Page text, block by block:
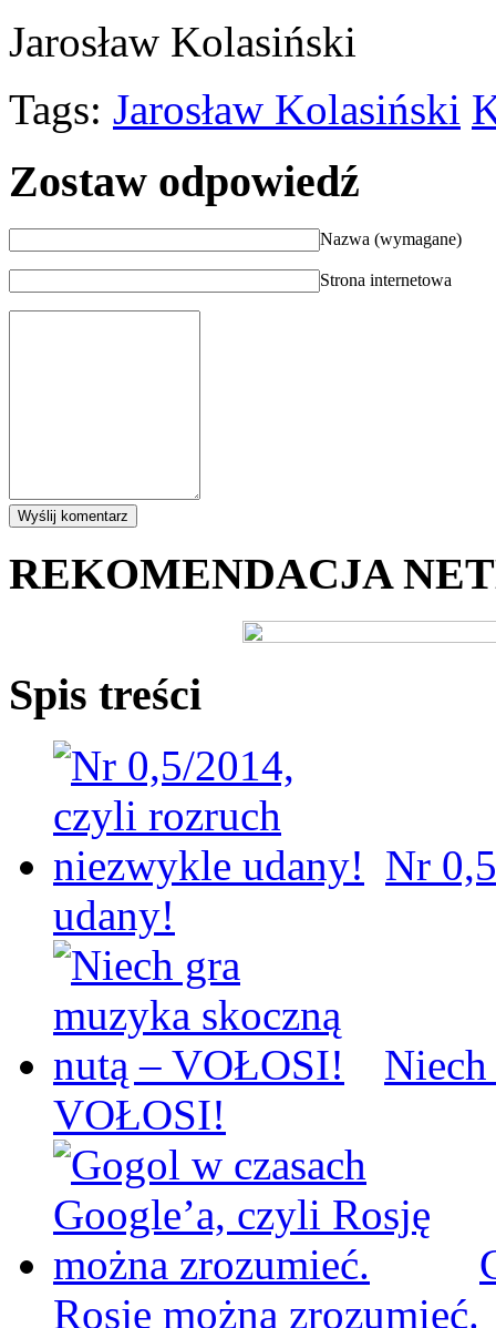
Jarosław Kolasiński
Tags: Jarosław Kolasiński
Zostaw odpowiedź
Nazwa (wymagane)
Strona internetowa
REKOMENDACJA
Spis treści
Nr
udany!
VOŁOSI!
Rosję można zrozumieć.